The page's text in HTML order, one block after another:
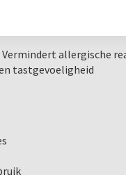
allergische
tastgevoeligheid